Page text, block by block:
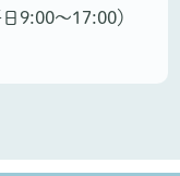
9:00〜17:00）